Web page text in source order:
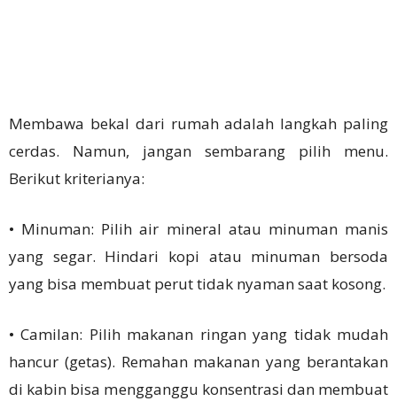
Membawa bekal dari rumah adalah langkah paling
cerdas. Namun, jangan sembarang pilih menu.
Berikut kriterianya:
• Minuman: Pilih air mineral atau minuman manis
yang segar. Hindari kopi atau minuman bersoda
yang bisa membuat perut tidak nyaman saat kosong.
• Camilan: Pilih makanan ringan yang tidak mudah
hancur (getas). Remahan makanan yang berantakan
di kabin bisa mengganggu konsentrasi dan membuat